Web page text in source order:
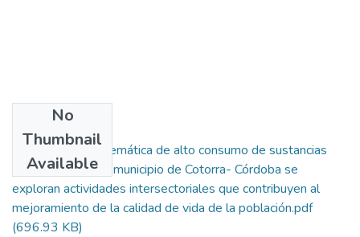
No
Thumbnail
Available
Desde la problemática de alto consumo de sustancias
psicoactivas en el municipio de Cotorra- Córdoba se
exploran actividades intersectoriales que contribuyen al
mejoramiento de la calidad de vida de la población.pdf
(696.93 KB)